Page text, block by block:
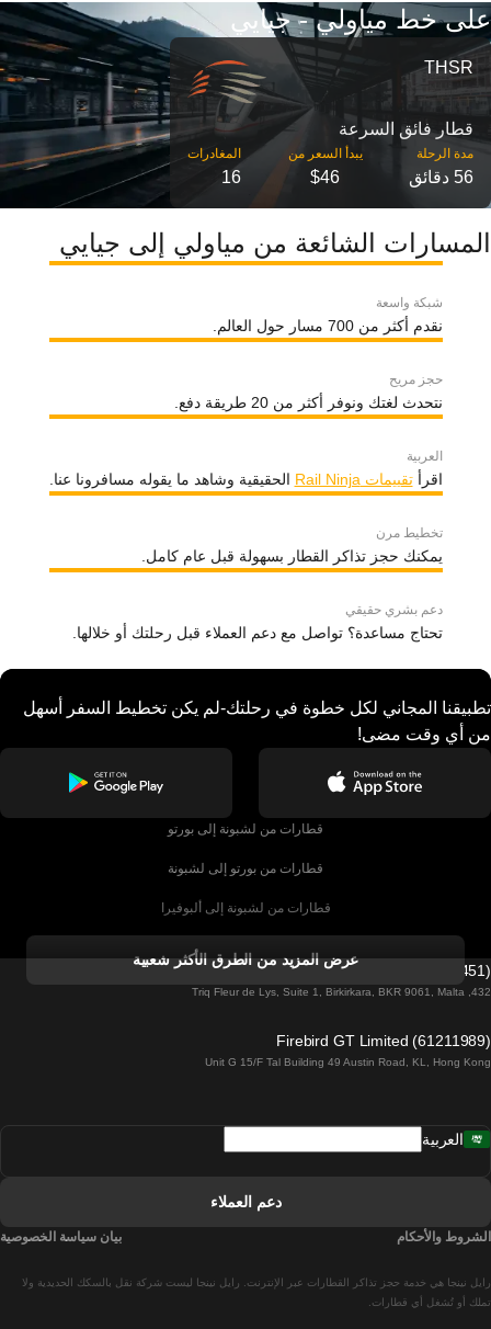
على خط مياولي - جيايي
THSR
قطار فائق السرعة
مدة الرحلة
56 دقائق
‎يبدأ السعر من
$46
16
المسارات الشائعة من مياولي إلى جيايي
شبكة واسعة
نقدم أكثر من 700 مسار حول العالم.
حجز مريح
نتحدث لغتك ونوفر أكثر من 20 طريقة دفع.
العربية
اقرأتقييمات Rail Ninja الحقيقية وشاهد ما يقوله مسافرونا عنا.
تخطيط مرن
يمكنك حجز تذاكر القطار بسهولة قبل عام كامل.
دعم بشري حقيقي
تحتاج مساعدة؟ تواصل مع دعم العملاء قبل رحلتك أو خلالها.
تطبيقنا المجاني لكل خطوة في رحلتك-لم يكن تخطيط السفر أسهل
من أي وقت مضى!
قطارات من لشبونة إلى بورتو
قطارات من بورتو إلى لشبونة
قطارات من لشبونة إلى ألبوفيرا
قطارات من ألبوفيرا إلى لشبونة
قطارات من لشبونة إلى لاغوس
قطارات من لشبونة إلى مدريد
عرض المزيد من الطرق الأكثر شعبية
Firebird GT Limited (OC 1451)
432, Triq Fleur de Lys, Suite 1, Birkirkara, BKR 9061, Malta
Firebird GT Limited (61211989)
Unit G 15/F Tal Building 49 Austin Road, KL, Hong Kong
رايل نينجا هي خدمة حجز تذاكر القطارات عبر الإنترنت. رايل نينجا ليست شركة نقل بالسكك الحديدية ولا
تملك أو تُشغل أي قطارات.
العربية
دعم العملاء
الشروط والأحكام بيان سياسة الخصوصية